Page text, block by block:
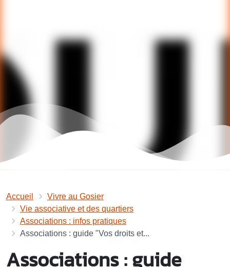
Accueil
Vivre au Gosier
Vie associative et des quartiers
Associations : infos pratiques
Associations : guide "Vos droits et...
Associations : guide